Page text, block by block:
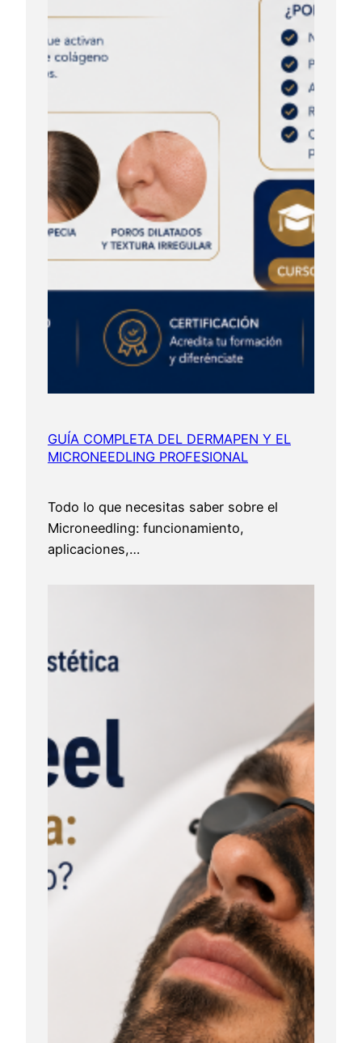
GUÍA COMPLETA DEL DERMAPEN Y EL
MICRONEEDLING PROFESIONAL
Todo lo que necesitas saber sobre el
Microneedling: funcionamiento,
aplicaciones,…